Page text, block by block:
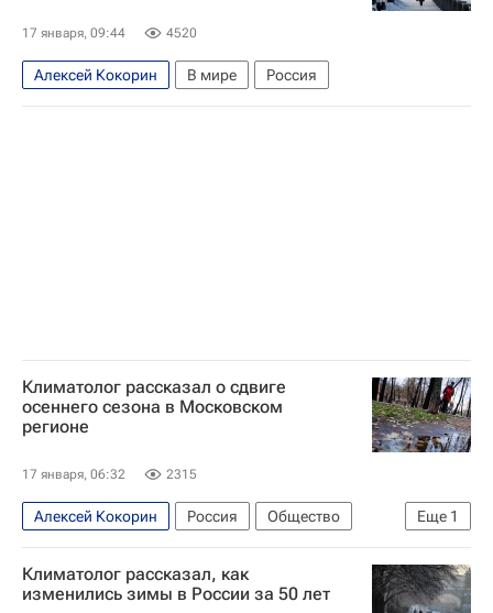
17 января, 09:44 4520
Алексей Кокорин В мире Россия
Климатолог рассказал о сдвиге
осеннего сезона в Московском
регионе
17 января, 06:32 2315
Еще 1
Алексей Кокорин Россия
Общество
Погода
Климатолог рассказал, как
изменились зимы в России за 50 лет